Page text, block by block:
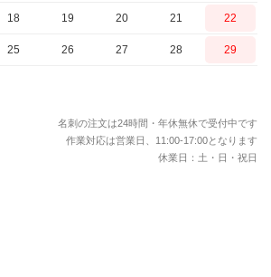
18 19 20 21 22
25 26 27 28 29
名刺の注文は24時間・年休無休で受付中です
作業対応は営業日、11:00-17:00となります
休業日：土・日・祝日